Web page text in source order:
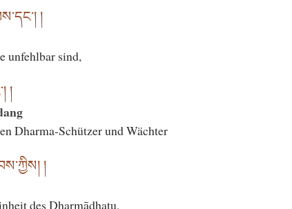
།
unfehlbar sind,
།
Dharma-Schützer und Wächter
།
des Dharmādhatu,